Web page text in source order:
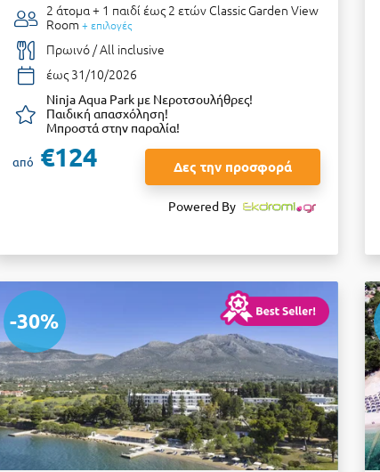
2 άτομα + 1 παιδί έως 2 ετών Classic Garden View
Room + επιλογές
Πρωινό / All inclusive
έως 31/10/2026
Ninja Aqua Park με Νεροτσουλήθρες!
Παιδική απασχόληση!
Μπροστά στην παραλία!
από €124 Δες την προσφορά
Powered By
-30%